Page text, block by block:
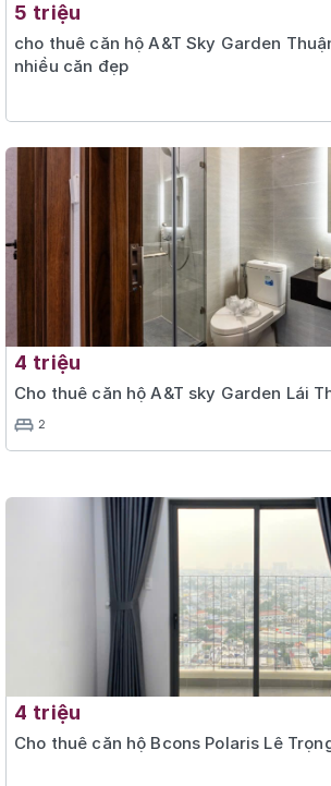
5 triệu
cho thuê căn hộ A&T Sky Garden
nhiều căn đẹp
4 triệu
Cho thuê căn hộ A&T sky Garden Lái
2
4 triệu
Cho thuê căn hộ Bcons Polaris Lê